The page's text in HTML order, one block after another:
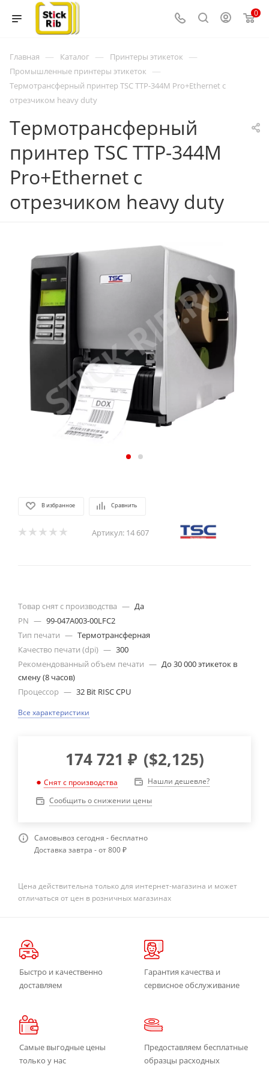
0
Главная — Каталог — Принтеры этикеток —
Промышленные принтеры этикеток —
Термотрансферный принтер TSC TTP-344M Pro+Ethernet с
отрезчиком heavy duty
Термотрансферный
принтер TSC TTP-344M
Pro+Ethernet с
отрезчиком heavy duty
В избранное Сравнить
Артикул: 14 607
Товар снят с производства — Да
PN — 99-047A003-00LFC2
Тип печати — Термотрансферная
Качество печати (dpi) — 300
Рекомендованный объем печати — До 30 000 этикеток в
смену (8 часов)
Процессор — 32 Bit RISC CPU
Все характеристики
174 721 ₽ ($2,125)
Снят с производства
Нашли дешевле?
Сообщить о снижении цены
Самовывоз сегодня - бесплатно
Доставка завтра - от 800 ₽
Цена действительна только для интернет-магазина и может
отличаться от цен в розничных магазинах
Быстро и качественно
доставляем
Гарантия качества и
сервисное обслуживание
Самые выгодные цены
только у нас
Предоставляем бесплатные
образцы расходных